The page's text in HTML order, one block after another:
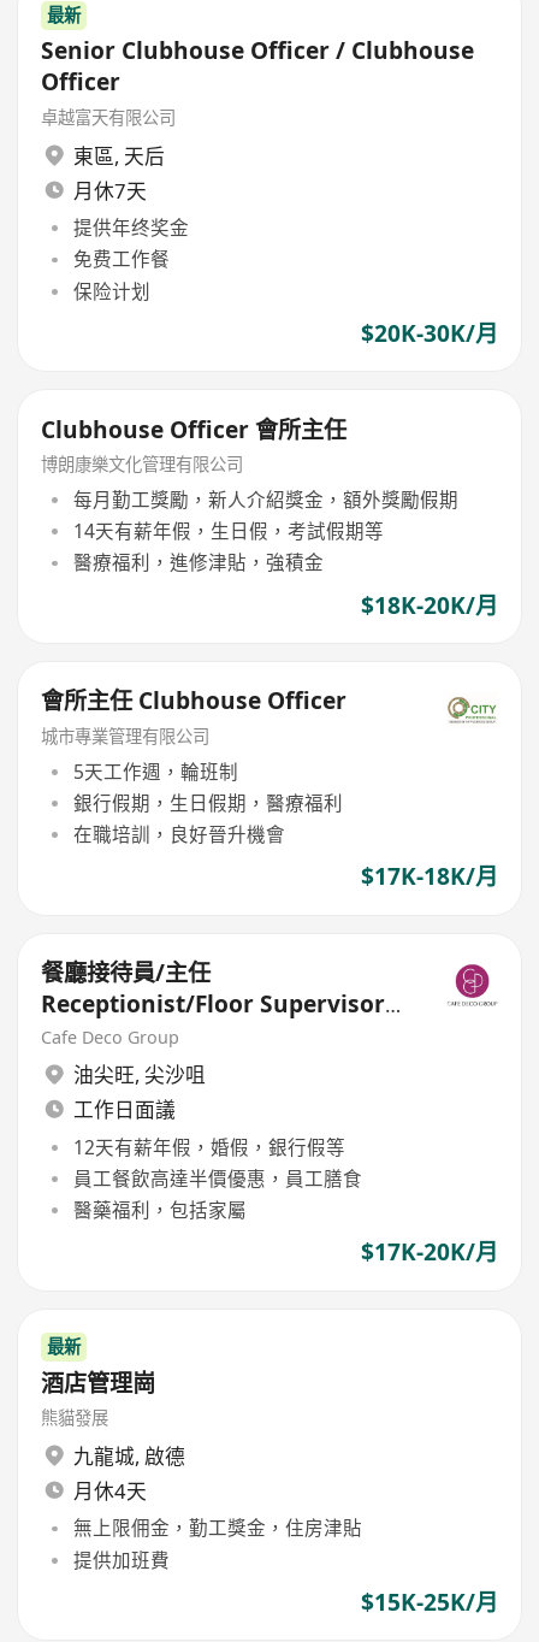
最新
Senior Clubhouse Officer / Clubhouse
Officer
卓越富天有限公司
東區, 天后
月休7天
提供年终奖金
免费工作餐
保险计划
$20K-30K/月
Clubhouse Officer 會所主任
博朗康樂文化管理有限公司
每月勤工獎勵，新人介紹獎金，額外獎勵假期
14天有薪年假，生日假，考試假期等
醫療福利，進修津貼，強積金
$18K-20K/月
會所主任 Clubhouse Officer
城市專業管理有限公司
5天工作週，輪班制
銀行假期，生日假期，醫療福利
在職培訓，良好晉升機會
$17K-18K/月
餐廳接待員/主任
Receptionist/Floor Supervisor
(9月招聘日 September
Recruitment Day)
Cafe Deco Group
油尖旺, 尖沙咀
工作日面議
12天有薪年假，婚假，銀行假等
員工餐飲高達半價優惠，員工膳食
醫藥福利，包括家屬
$17K-20K/月
最新
酒店管理崗
熊貓發展
九龍城, 啟德
月休4天
無上限佣金，勤工獎金，住房津貼
提供加班費
$15K-25K/月